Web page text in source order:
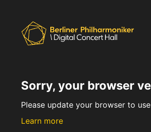
Sorry, your browser
Please update your browser to
Learn more